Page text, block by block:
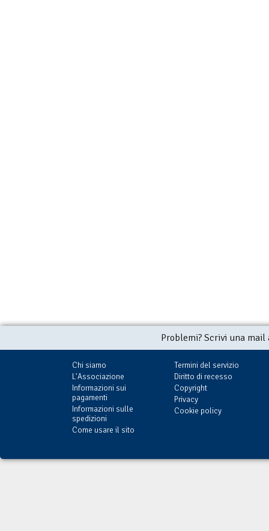
Problemi? Scrivi una
Chi siamo
L'Associazione
Informazioni sui
pagamenti
Informazioni sulle
spedizioni
Come usare il sito
Termini del servizio
Diritto di recesso
Copyright
Privacy
Cookie policy